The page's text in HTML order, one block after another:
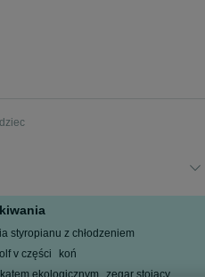
styropianu z chłodzeniem
v części
koń